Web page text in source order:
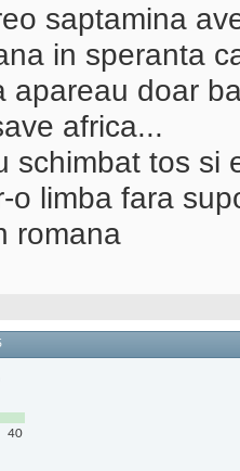
saptamina
in speranta
apareau doar
africa...
schimbat tos si
o limba fara
romana
40